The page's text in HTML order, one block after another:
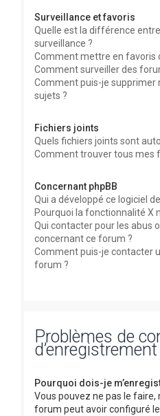
Surveillance et favoris
Quelle est la différence
surveillance ?
Comment mettre en favoris
Comment surveiller des
Comment puis-je supprimer
sujets ?
Fichiers joints
Quels fichiers joints sont
Comment trouver tous mes
Concernant phpBB
Qui a développé ce logiciel
Pourquoi la fonctionnalité X
Qui contacter pour les abus
concernant ce forum ?
Comment puis-je contacter
forum ?
Problèmes de
d’enregistrement
Pourquoi dois-je
Vous pouvez ne pas le faire,
forum peut avoir configuré